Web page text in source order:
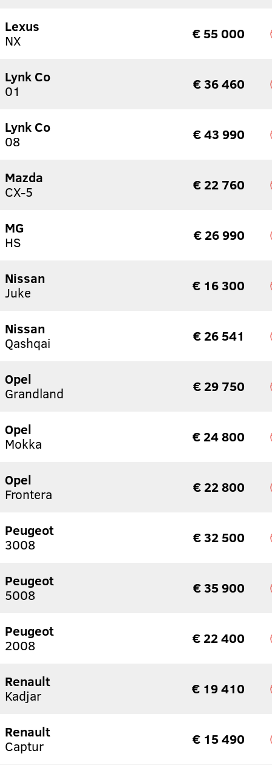
Lexus
NX
€ 55 000
Lynk Co
01
€ 36 460
Lynk Co
08
€ 43 990
Mazda
CX-5
€ 22 760
MG
HS
€ 26 990
Nissan
Juke
€ 16 300
Nissan
Qashqai
€ 26 541
Opel
Grandland
€ 29 750
Opel
Mokka
€ 24 800
Opel
Frontera
€ 22 800
Peugeot
3008
€ 32 500
Peugeot
5008
€ 35 900
Peugeot
2008
€ 22 400
Renault
Kadjar
€ 19 410
Renault
Captur
€ 15 490